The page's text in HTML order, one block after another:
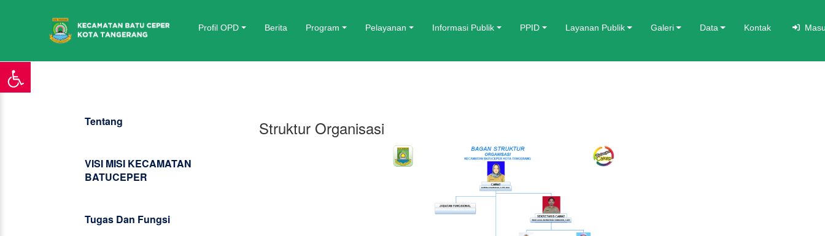
Profil OPD Berita Program Pelayanan Informasi Publik PPID Layanan Publik Galeri Data Kontak
Tentang
VISI MISI KECAMATAN
BATUCEPER
Tugas Dan Fungsi
Struktur Organisasi